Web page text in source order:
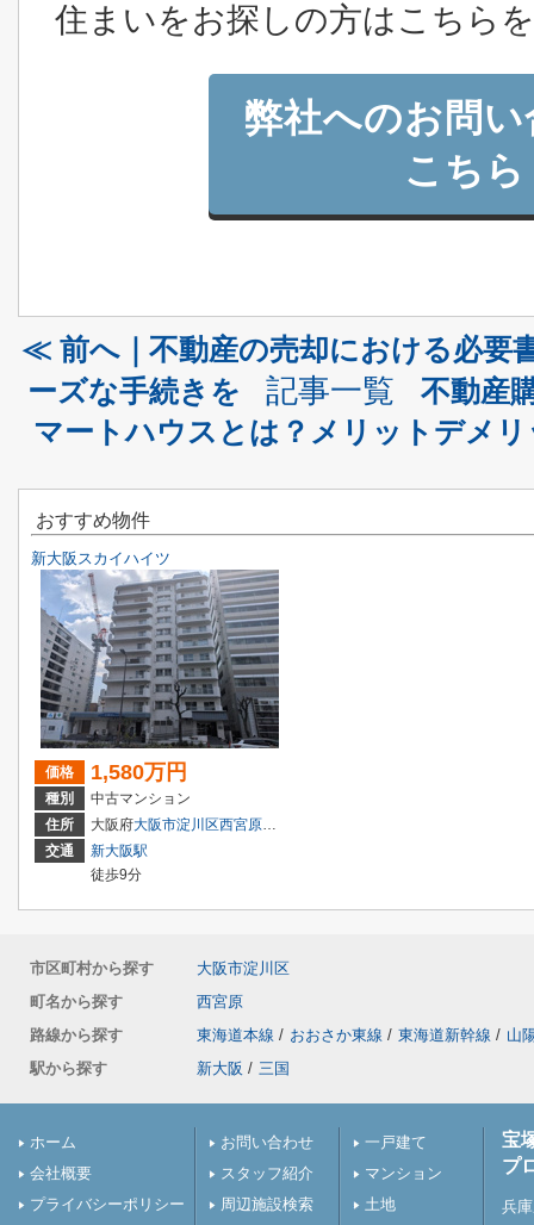
住まいをお探しの方はこちら
弊社へのお問
こちら
≪ 前へ｜不動産の売却における必要
ーズな手続きを
記事一覧
不動産
マートハウスとは？メリットデメ
おすすめ物件
新大阪スカイハイツ
価格 1,580万円
種別
中古マンション
住所
大阪府大阪市淀川区西宮原１丁目7-36
交通
新大阪駅
徒歩9分
市区町村から探す
大阪市淀川区
町名から探す
西宮原
路線から探す
東海道本線 / おおさか東線 / 東海道新幹線 / 山
駅から探す
新大阪 / 三国
ホーム
会社概要
プライバシーポリシー
お問い合わせ
スタッフ紹介
周辺施設検索
一戸建て
マンション
土地
宝
プ
兵